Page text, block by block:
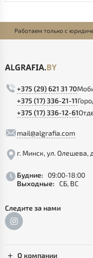
Работаем только с
+375 (29) 621 31 70
+375 (17) 336-21-11
+375 (17) 336-12-61
mail@algrafia.com
г. Минск, ул. Олешева,
Будние:
09:00-18:00
Выходные: СБ, ВС
Следите за нами
О компании